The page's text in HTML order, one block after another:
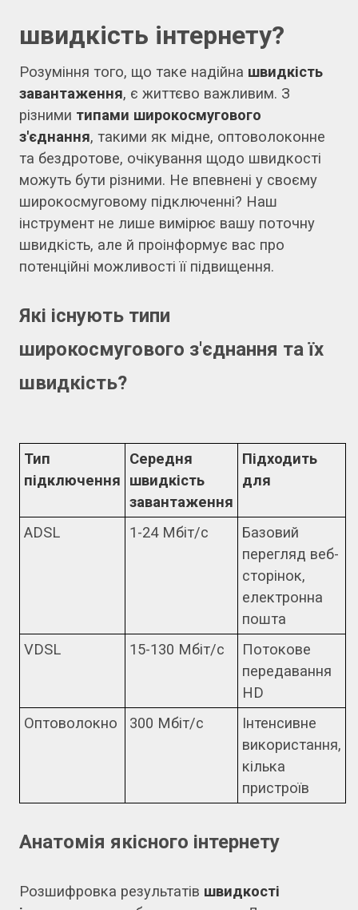
швидкість інтернету?
Розуміння того, що таке надійна швидкість
завантаження, є життєво важливим. З
різними типами широкосмугового
з'єднання, такими як мідне, оптоволоконне
та бездротове, очікування щодо швидкості
можуть бути різними. Не впевнені у своєму
широкосмуговому підключенні? Наш
інструмент не лише вимірює вашу поточну
швидкість, але й проінформує вас про
потенційні можливості її підвищення.
Які існують типи
широкосмугового з'єднання та їх
швидкість?
Тип
підключення
Середня
швидкість
завантаження
Підходить
для
ADSL 1-24 Мбіт/с
Базовий
перегляд веб-
сторінок,
електронна
пошта
VDSL
15-130 Мбіт/с
Потокове
передавання
HD
Оптоволокно
300 Мбіт/с
Інтенсивне
використання,
кілька
пристроїв
Анатомія якісного інтернету
Розшифровка результатів швидкості